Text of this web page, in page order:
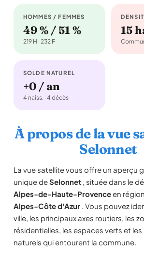
HOMMES / FEMMES
49 % / 51 %
219 H · 232 F
15
SOLDE NATUREL
+0 / an
4 naiss. · 4 décès
À propos de la vue
Selonnet
La vue satellite vous offre un aperçu
unique deSelonnet , située dans le
Alpes-de-Haute-Provenceen région
Alpes-Côte d'Azur . Vous pouvez
ville, les principaux axes routiers, les
résidentielles, les espaces verts et
naturels qui entourent la commune.